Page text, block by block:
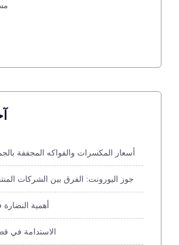
أسعار المكسرات والفواكه المجففة بالجملة
جوز اليورونت: الفرق بين الشركات
أهمية
الاستدامة في